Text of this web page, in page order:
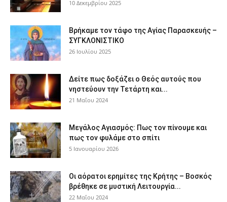
10 Δεκεμβρίου 2025
Βρήκαμε τον τάφο της Αγίας Παρασκευής –
ΣΥΓΚΛΟΝΙΣΤΙΚΟ
26 Ιουλίου 2025
Δείτε πως δοξάζει ο Θεός αυτούς που
νηστεύουν την Τετάρτη και...
21 Μαΐου 2024
Μεγάλος Αγιασμός: Πως τον πίνουμε και
πως τον φυλάμε στο σπίτι
5 Ιανουαρίου 2026
Οι αόρατοι ερημίτες της Κρήτης – Βοσκός
βρέθηκε σε μυστική Λειτουργία...
22 Μαΐου 2024